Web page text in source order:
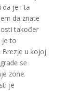
da je i ta
da znate
također
je to
Brezje u kojoj
se
zone.
je